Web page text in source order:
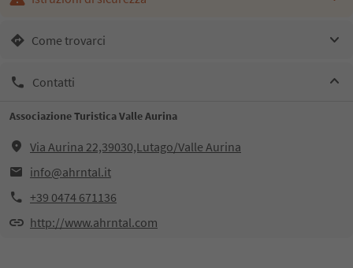
Come trovarci
Contatti
Associazione Turistica Valle Aurina
Via Aurina 22,39030,Lutago/Valle Aurina
info@ahrntal.it
+39 0474 671136
http://www.ahrntal.com